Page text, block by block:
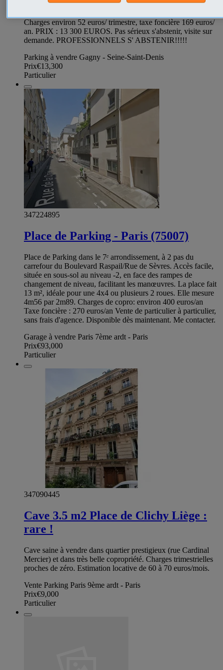
générale de la copropriété, pv d'AG disponible. Borne de
Charges environ 52 euros/ trimestre, taxe foncière 169 euros/
an. PRIX : 13 300 EUROS. Pas sérieux s'abstenir, visite sur
demande. PROFESSIONNELS S' ABSTENIR!!!!!
Parking à vendre Gagny - Seine-Saint-Denis
Prix€13,300
Particulier
347224895
Place de Parking - Paris (75007)
Place de Parking dans le 7ᵉ arrondissement, à 2 pas du
carrefour du Boulevard Raspail/Rue de Sèvres. Accès facile,
située en sous-sol au niveau -2, en face des rampes de
changement de niveau, facilitant les manœuvres. La place fait
13 m², idéale pour une 4x4 ou plusieurs 2 roues. Elle mesure
4m56 par 2m89. Charges de copro: environ 400 euros/an
Taxe foncière : 270 euros/an Vente de particulier à particulier,
sans frais d'agence. Disponible dès maintenant. Me contacter.
Garage à vendre Paris 7ème ardt - Paris
Prix€93,000
Particulier
347090445
Cave 3.5 m2 Place de Clichy Liège :
rare !
Cave saine à vendre dans quartier prestigieux (rue Cardinal
Mercier) et dans très belle copropriété. Charges trimestrielles
proches de zéro. Estimation locative de 60 à 70 euros/mois.
Vente Parking Paris 9ème ardt - Paris
Prix€9,000
Particulier